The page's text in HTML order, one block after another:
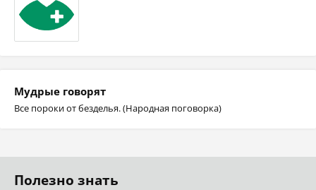
Мудрые говорят
Все пороки от безделья. (Народная поговорка)
Полезно знать